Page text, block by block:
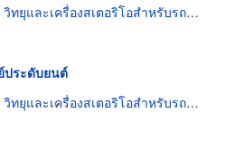
วิทยุและเครื่องสเตอริโอสำหรับรถยนต์
ประดับยนต์
วิทยุและเครื่องสเตอริโอสำหรับรถยนต์